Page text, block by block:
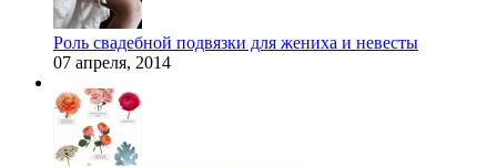
Роль свадебной подвязки для жениха и невесты
07 апреля, 2014